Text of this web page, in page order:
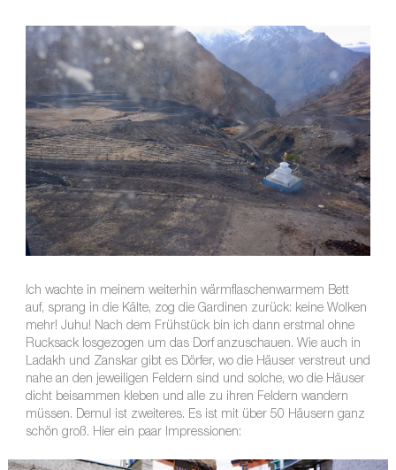
Ich wachte in meinem weiterhin wärmflaschenwarmem Bett
auf, sprang in die Kälte, zog die Gardinen zurück: keine Wolken
mehr! Juhu! Nach dem Frühstück bin ich dann erstmal ohne
Rucksack losgezogen um das Dorf anzuschauen. Wie auch in
Ladakh und Zanskar gibt es Dörfer, wo die Häuser verstreut und
nahe an den jeweiligen Feldern sind und solche, wo die Häuser
dicht beisammen kleben und alle zu ihren Feldern wandern
müssen. Demul ist zweiteres. Es ist mit über 50 Häusern ganz
schön groß. Hier ein paar Impressionen: